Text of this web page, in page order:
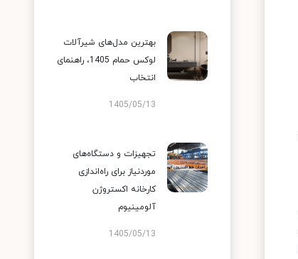
بهترین مدل‌های شیرآلات
لوکس حمام 1405، راهنمای
انتخاب
1405/05/13
تجهیزات و دستگاه‌های
موردنیاز برای راه‌اندازی
کارخانه اکستروژن
آلومینیوم
1405/05/13